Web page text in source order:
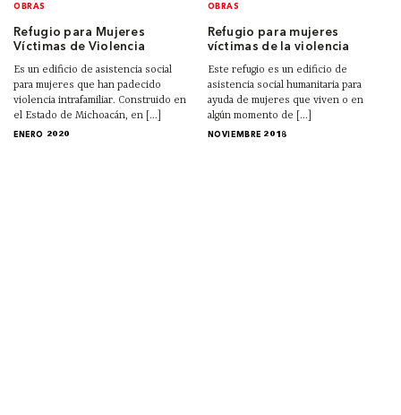
OBRAS
Refugio para Mujeres
Víctimas de Violencia
Es un edificio de asistencia social
para mujeres que han padecido
violencia intrafamiliar. Construido en
el Estado de Michoacán, en [...]
ENERO 2020
OBRAS
Refugio para mujeres
víctimas de la violencia
Este refugio es un edificio de
asistencia social humanitaria para
ayuda de mujeres que viven o en
algún momento de [...]
NOVIEMBRE 2018